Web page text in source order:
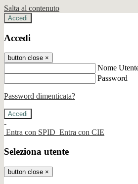
Salta al contenuto
Accedi
Accedi
button close ×
Nome
Password
Password dimenticata?
-
Entra con SPID Entra con CIE
Seleziona utente
button close ×